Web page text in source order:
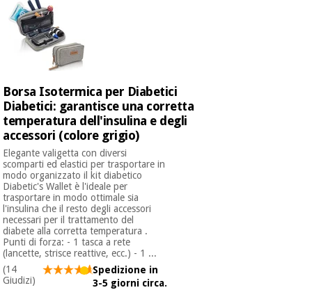
Ortopedia
chirurgici
(liquidazione)
Borsa Isotermica per Diabetici
Diabetici: garantisce una corretta
temperatura dell'insulina e degli
accessori (colore grigio)
Elegante valigetta con diversi
scomparti ed elastici per trasportare in
modo organizzato il kit diabetico
Diabetic's Wallet è l'ideale per
trasportare in modo ottimale sia
l'insulina che il resto degli accessori
necessari per il trattamento del
diabete alla corretta temperatura .
Punti di forza: - 1 tasca a rete
(lancette, strisce reattive, ecc.) - 1 ...
(14
Giudizi)
Spedizione in
3-5 giorni circa.